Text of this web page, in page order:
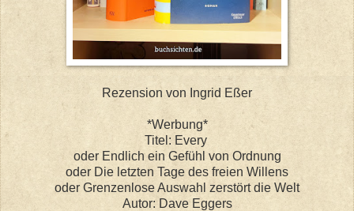
Rezension von Ingrid Eßer
*Werbung*
Titel: Every
oder Endlich ein Gefühl von Ordnung
oder Die letzten Tage des freien Willens
oder Grenzenlose Auswahl zerstört die Welt
Autor: Dave Eggers